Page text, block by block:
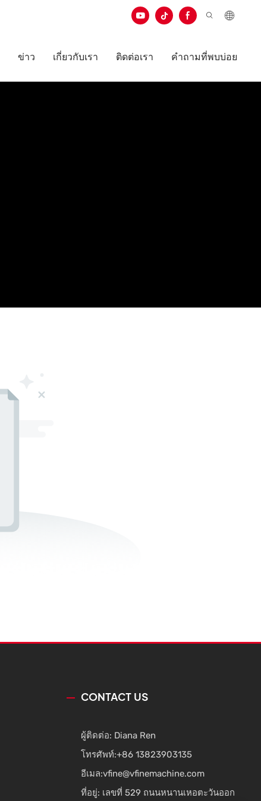
ข่าว เกี่ยวกับเรา ติดต่อเรา คำถามที่พบบ่อย
CONTACT US
ผู้ติดต่อ: Diana Ren
โทรศัพท์:+86 13823903135
อีเมล:vfine@vfinemachine.com
ที่อยู่: เลขที่ 529 ถนนหนานเหอตะวันออก